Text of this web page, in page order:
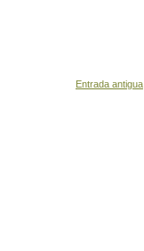
Entrada antigua